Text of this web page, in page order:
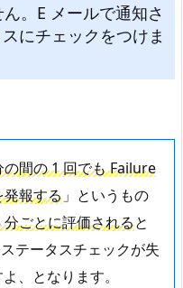
。E メールで通知さ
にチェックをつけま
の間の 1 回でも Failure
発報する 」というもの
ごとに評価されると
テータスチェックが失
、となります。